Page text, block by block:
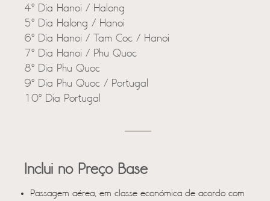
4º Dia Hanoi / Halong
5º Dia Halong / Hanoi
6º Dia Hanoi / Tam Coc / Hanoi
7º Dia Hanoi / Phu Quoc
8º Dia Phu Quoc
9º Dia Phu Quoc / Portugal
10º Dia Portugal
Inclui no Preço Base
Passagem aérea, em classe económica de acordo com